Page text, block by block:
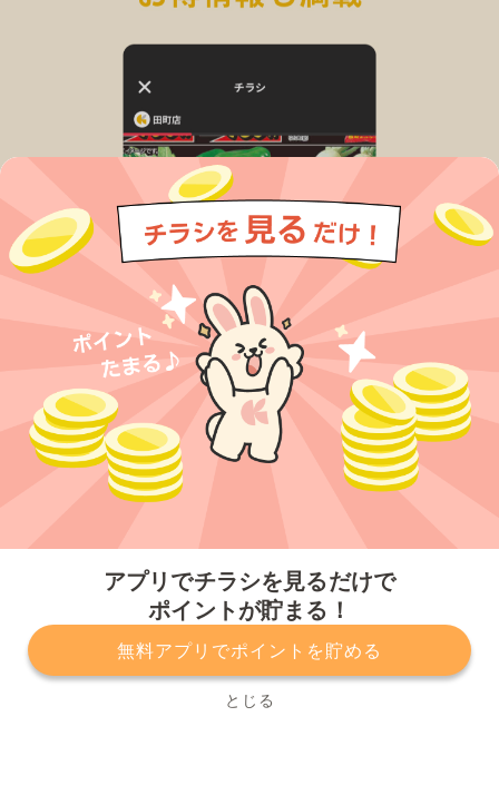
アプリでチラシを見るだけで
ポイントが貯まる！
無料アプリでポイントを貯める
とじる
プライバシーポリシー 利用規約
運営会社
サービスに関してのお問い合わせ